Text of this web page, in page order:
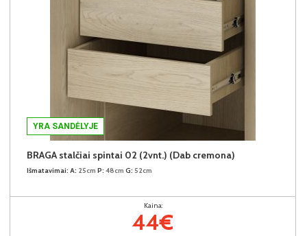
YRA SANDĖLYJE
BRAGA stalčiai spintai 02 (2vnt.) (Dab cremona)
Išmatavimai: A: 25cm P: 48cm G: 52cm
Kaina:
44€